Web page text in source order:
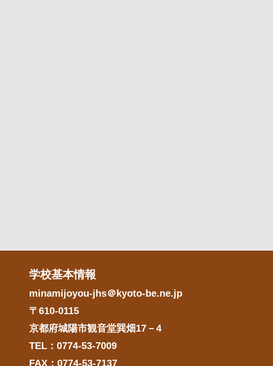
学校基本情報
minamijoyou-jhs＠kyoto-be.ne.jp
〒610-0115
京都府城陽市観音堂巽畑17－4
TEL：0774-53-7009
FAX：0774-53-7137